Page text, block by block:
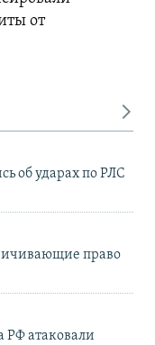
от
об ударах по РЛС
право
РФ атаковали